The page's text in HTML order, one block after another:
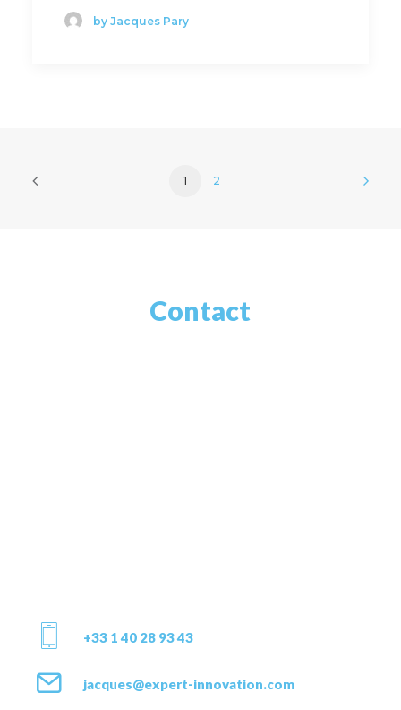
by Jacques Pary
1 2
Contact
+33 1 40 28 93 43
jacques@expert-innovation.com